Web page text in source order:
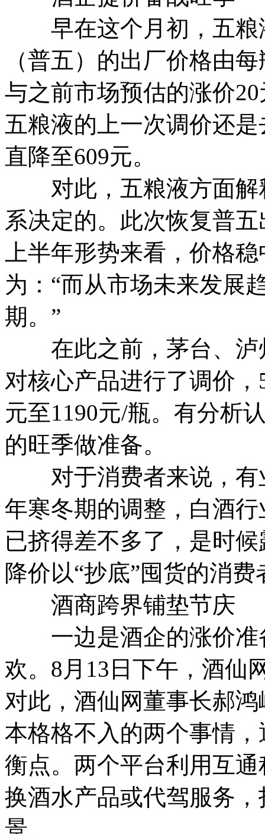
早在这个月初，五粮
（普五）的出厂价格由
与之前市场预估的涨价
五粮液的上一次调价还
直降至609元。
对此，五粮液方面解
系决定的。此次恢复普
上半年形势来看，价格
为：“而从市场未来发展
期。”
在此之前，茅台、泸
对核心产品进行了调价
元至1190元/瓶。有分析
的旺季做准备。
对于消费者来说，有
年寒冬期的调整，白酒
已挤得差不多了，是时
降价以“抄底”囤货的消
酒商跨界铺垫节庆
一边是酒企的涨价准
欢。8月13日下午，酒仙
对此，酒仙网董事长郝
本格格不入的两个事情
衡点。两个平台利用互
换酒水产品或代驾服务
景。